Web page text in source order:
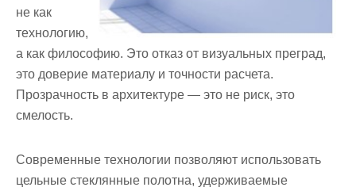
не как
технологию,
а как философию. Это отказ от визуальных преград,
это доверие материалу и точности расчета.
Прозрачность в архитектуре — это не риск, это
смелость.
Современные технологии позволяют использовать
цельные стеклянные полотна, удерживаемые